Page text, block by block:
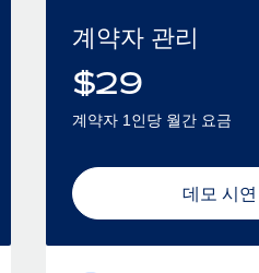
계약자 관리
$29
계약자 1인당 월간 요금
데모 시